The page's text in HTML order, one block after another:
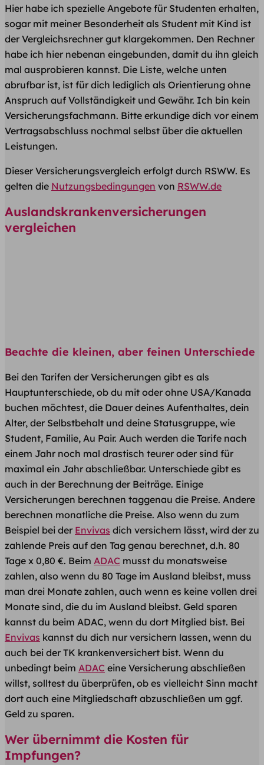
Hier habe ich spezielle Angebote für Studenten erhalten,
sogar mit meiner Besonderheit als Student mit Kind ist
der Vergleichsrechner gut klargekommen. Den Rechner
habe ich hier nebenan eingebunden, damit du ihn gleich
mal ausprobieren kannst. Die Liste, welche unten
abrufbar ist, ist für dich lediglich als Orientierung ohne
Anspruch auf Vollständigkeit und Gewähr. Ich bin kein
Versicherungsfachmann. Bitte erkundige dich vor einem
Vertragsabschluss nochmal selbst über die aktuellen
Leistungen.
Dieser Versicherungsvergleich erfolgt durch RSWW. Es
gelten die Nutzungsbedingungen von RSWW.de
Auslandskrankenversicherungen
vergleichen
Beachte die kleinen, aber feinen Unterschiede
Bei den Tarifen der Versicherungen gibt es als
Hauptunterschiede, ob du mit oder ohne USA/Kanada
buchen möchtest, die Dauer deines Aufenthaltes, dein
Alter, der Selbstbehalt und deine Statusgruppe, wie
Student, Familie, Au Pair. Auch werden die Tarife nach
einem Jahr noch mal drastisch teurer oder sind für
maximal ein Jahr abschließbar. Unterschiede gibt es
auch in der Berechnung der Beiträge. Einige
Versicherungen berechnen taggenau die Preise. Andere
berechnen monatliche die Preise. Also wenn du zum
Beispiel bei der Envivas dich versichern lässt, wird der zu
zahlende Preis auf den Tag genau berechnet, d.h. 80
Tage x 0,80 €. Beim ADAC musst du monatsweise
zahlen, also wenn du 80 Tage im Ausland bleibst, muss
man drei Monate zahlen, auch wenn es keine vollen drei
Monate sind, die du im Ausland bleibst. Geld sparen
kannst du beim ADAC, wenn du dort Mitglied bist. Bei
Envivas kannst du dich nur versichern lassen, wenn du
auch bei der TK krankenversichert bist. Wenn du
unbedingt beim ADAC eine Versicherung abschließen
willst, solltest du überprüfen, ob es vielleicht Sinn macht
dort auch eine Mitgliedschaft abzuschließen um ggf.
Geld zu sparen.
Wer übernimmt die Kosten für
Impfungen?